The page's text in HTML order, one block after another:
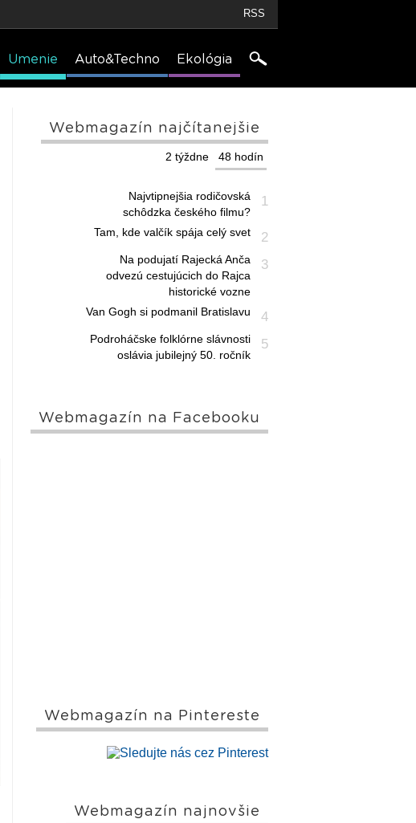
RSS
Umenie Auto&Techno Ekológia
Webmagazín najčítanejšie
48 hodín
2 týždne
1
Najvtipnejšia rodičovská
schôdzka českého filmu?
2
Tam, kde valčík spája celý svet
3
Na podujatí Rajecká Anča
odvezú cestujúcich do Rajca
historické vozne
4
Van Gogh si podmanil Bratislavu
5
Podroháčske folklórne slávnosti
oslávia jubilejný 50. ročník
Webmagazín na Facebooku
Webmagazín na Pintereste
Webmagazín najnovšie